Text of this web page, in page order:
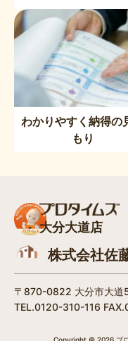
わかりやすく納得の
もり
大分大道店
株式会社佐
〒870-0822 大分市大
TEL.0120-310-116